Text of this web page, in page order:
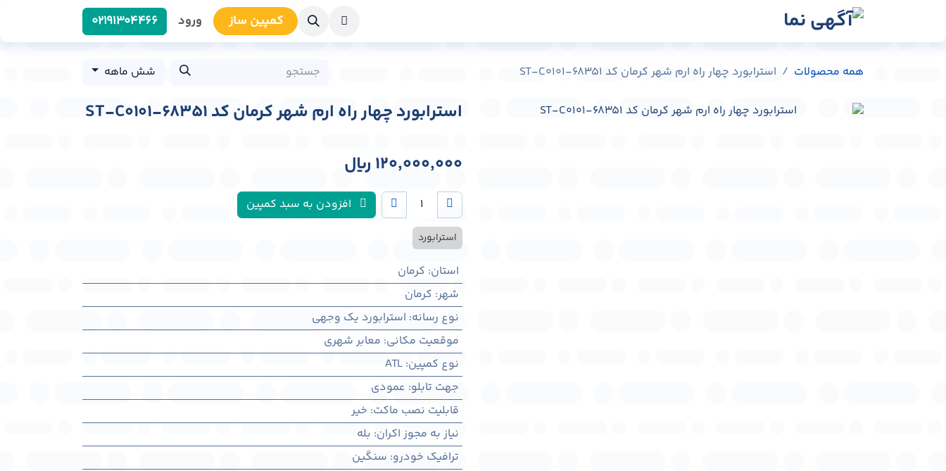
کمپین سا​​ز ورود 0219​1304466
همه محصولات استرابورد چهار راه ارم شهر کرمان کد ST-C0101-68351 شش ماهه
استرابورد چهار راه ارم شهر کرمان کد ST-C0101-68351
120,000,000 ﷼
افزودن به سبد کمپین
استرابورد
استان: کرمان
شهر: كرمان
نوع رسانه: استرابورد یک وجهی
موقعیت مکانی: معابر شهری
نوع کمپین:
ATL
جهت تابلو: عمودی
قابلیت نصب ماکت: خیر
نیاز به مجوز اکران: بله
ترافیک خودرو: سنگین